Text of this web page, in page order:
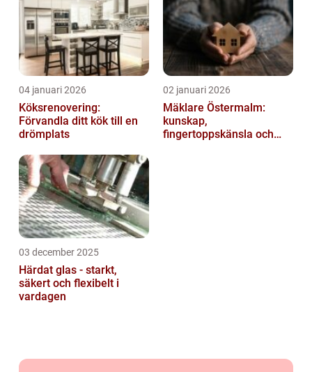
04 januari 2026
Köksrenovering:
Förvandla ditt kök till en
drömplats
02 januari 2026
Mäklare Östermalm:
kunskap,
fingertoppskänsla och
03 december 2025
Härdat glas - starkt,
säkert och flexibelt i
vardagen